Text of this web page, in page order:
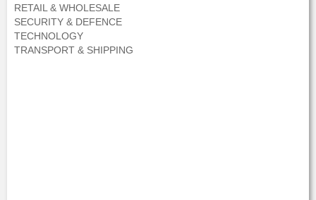
RETAIL & WHOLESALE
SECURITY & DEFENCE
TECHNOLOGY
TRANSPORT & SHIPPING